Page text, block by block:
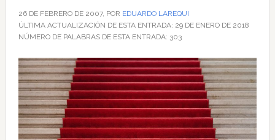
26 DE FEBRERO DE 2007, POR EDUARDO LAREQUI
ÚLTIMA ACTUALIZACIÓN DE ESTA ENTRADA: 29 DE ENERO DE 2018
NÚMERO DE PALABRAS DE ESTA ENTRADA: 303